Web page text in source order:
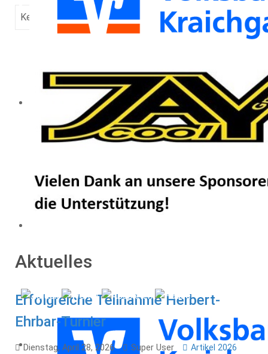
Keine Termine
Aktuelles
Erfolgreiche Teilnahme Herbert-
Ehrbar-Turnier
Dienstag, April 28, 2026 Super User
Artikel 2026